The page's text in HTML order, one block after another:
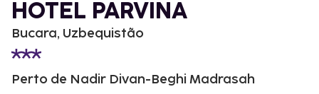
HOTEL PARVINA
Bucara, Uzbequistão
Perto de Nadir Divan-Beghi Madrasah